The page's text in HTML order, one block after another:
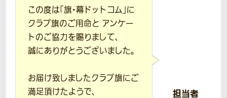
この度は「旗・幕ドットコム」に
クラブ旗のご用命と アンケー
トのご協力を賜りまして、
誠にありがとうございました。
お届け致しましたクラブ旗にご
満足頂けたようで、
担当者